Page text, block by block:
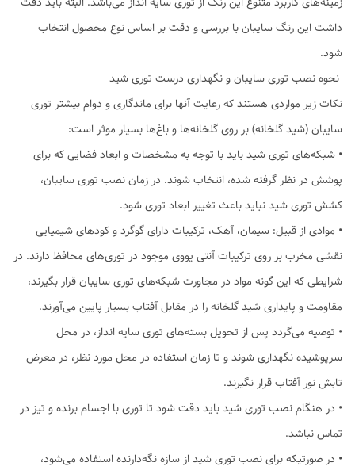
داشت این رنگ سایبان با بررسی و دقت بر اساس نوع محصول انتخاب
شود.
نحوه نصب توری سایبان و نگهداری درست توری شید
نکات زیر مواردی هستند که رعایت آنها برای ماندگاری و دوام بیشتر توری
سایبان (شید گلخانه) بر روی گلخانه‌ها و باغ‌ها بسیار موثر است:
• شبکه‌های توری‌ شید باید با توجه به مشخصات و ابعاد فضایی که برای
پوشش در نظر گرفته شده، انتخاب شوند. در زمان نصب توری سایبان،
کشش توری شید نباید باعث تغییر ابعاد توری شود.
• موادی از قبیل: سیمان، آهک، ترکیبات دارای گوگرد و کودهای شیمیایی
نقشی مخرب بر روی ترکیبات آنتی یووی موجود در توری‌های محافظ دارند. در
شرایطی که این گونه مواد در مجاورت شبکه‌های توری سایبان‌ قرار بگیرند،
مقاومت و پایداری شید گلخانه را در مقابل آفتاب بسیار پایین می‌آورند.
• توصیه می‌گردد پس از تحویل بسته‌های توری سایه انداز، در محل
سرپوشیده نگهداری شوند و تا زمان استفاده در محل مورد نظر، در معرض
تابش نور آفتاب قرار نگیرند.
• در هنگام نصب توری شید باید دقت شود تا توری‌ با اجسام برنده و تیز در
تماس نباشد.
• در صورتیکه برای نصب توری شید از سازه نگه‌دارنده استفاده می‌شود،